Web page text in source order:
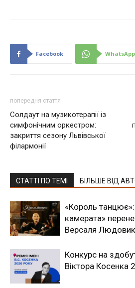
Facebook WhatsApp
попередня стаття
Солдаут на музикотерапії із
симфонічним оркестром:
закриття сезону Львівської
філармонії
СТАТТІ ПО ТЕМІ БІЛЬШЕ ВІД
«Король танцює»:
камерата»
Версаля
Конкурс на
Віктора Косенка